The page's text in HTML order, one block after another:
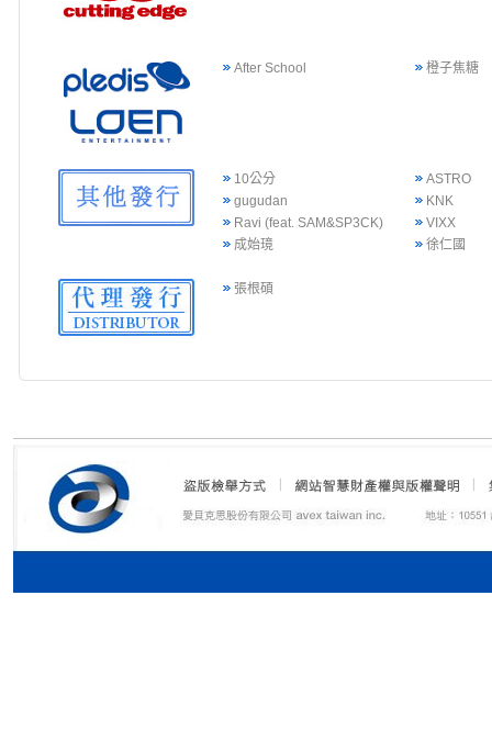
After School 橙子焦糖
10公分
ASTRO
gugudan
KNK
Ravi (feat. SAM&SP3CK)
VIXX
成始璄
徐仁國
張根碩